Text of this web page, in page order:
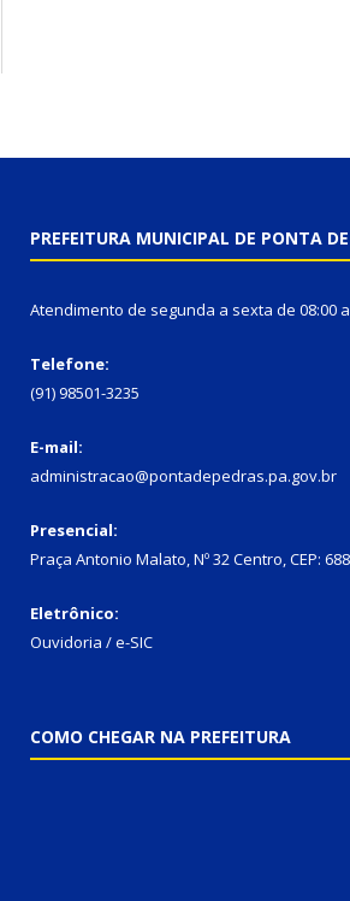
PREFEITURA MUNICIPAL DE PONTA
Atendimento de segunda a sexta de 08:00
Telefone:
(91) 98501-3235
E-mail:
administracao@pontadepedras.pa.gov.br
Presencial:
Praça Antonio Malato, Nº 32 Centro, CEP:
Eletrônico:
Ouvidoria / e-SIC
COMO CHEGAR NA PREFEITURA